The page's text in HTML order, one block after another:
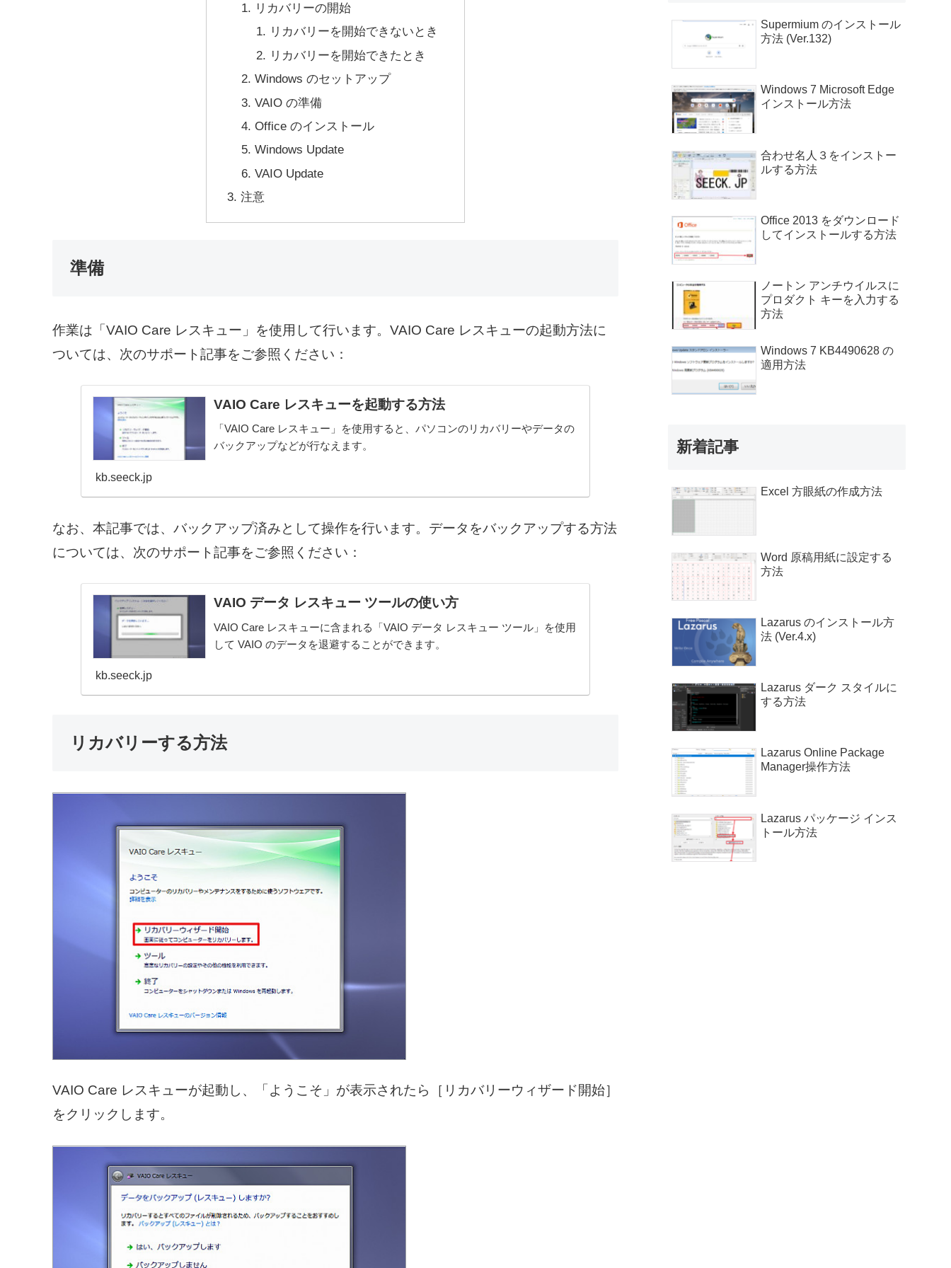
リカバリーの開始
リカバリーを開始できないとき
リカバリーを開始できたとき
Windows のセットアップ
VAIO の準備
Office のインストール
Windows Update
VAIO Update
注意
準備
作業は「VAIO Care レスキュー」を使用して行います。VAIO Care レスキューの起動方法に
ついては、次のサポート記事をご参照ください：
VAIO Care レスキューを起動する方法
「VAIO Care レスキュー」を使用すると、パソコンのリカバリーやデータの
バックアップなどが行なえます。
kb.seeck.jp
なお、本記事では、バックアップ済みとして操作を行います。データをバックアップする方法
については、次のサポート記事をご参照ください：
VAIO データ レスキュー ツールの使い方
VAIO Care レスキューに含まれる「VAIO データ レスキュー ツール」を使用
して VAIO のデータを退避することができます。
kb.seeck.jp
リカバリーする方法
VAIO Care レスキューが起動し、「ようこそ」が表示されたら［リカバリーウィザード開始］
をクリックします。
Supermium のインストール
方法 (Ver.132)
Windows 7 Microsoft Edge
インストール方法
合わせ名人３をインストー
ルする方法
Office 2013 をダウンロード
してインストールする方法
ノートン アンチウイルスに
プロダクト キーを入力する
方法
Windows 7 KB4490628 の
適用方法
新着記事
Excel 方眼紙の作成方法
Word 原稿用紙に設定する
方法
Lazarus のインストール方
法 (Ver.4.x)
Lazarus ダーク スタイルに
する方法
Lazarus Online Package
Manager操作方法
Lazarus パッケージ インス
トール方法